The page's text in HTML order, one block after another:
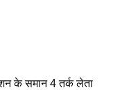
के समान 4 तर्क लेता